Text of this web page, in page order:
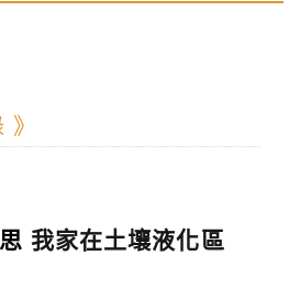
我家在土壤液化區